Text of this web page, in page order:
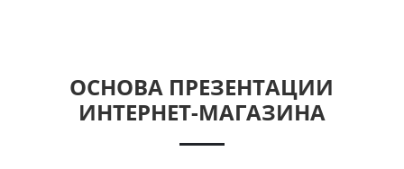
ОСНОВА ПРЕЗЕНТАЦИИ
ИНТЕРНЕТ-МАГАЗИНА